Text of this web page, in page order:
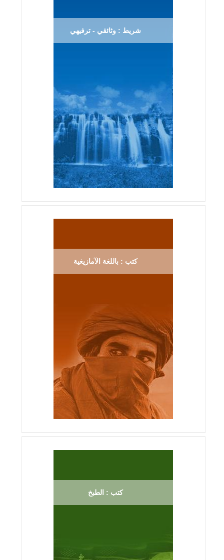
شريط : وثائقي - ترفيهي
كتب : باللغة الآمازيغية
كتب : الطبخ